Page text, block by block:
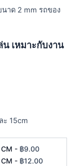
าด 2 mm รถของ
เหมาะกับงาน
ะ 15cm
- ฿9.00
- ฿12.00